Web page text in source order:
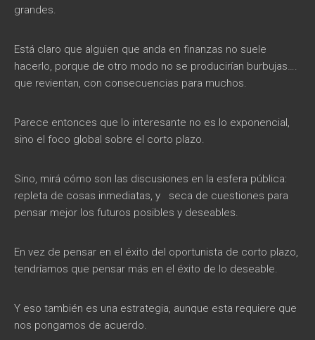
grandes.
Está claro que alguien que anda en finanzas no suele
hacerlo, porque de otro modo no se producirían burbujas….
que revientan, con consecuencias para muchos.
Parece entonces que lo interesante no es lo exponencial,
sino el foco global sobre el corto plazo.
Sino, mirá cómo son las discusiones en la esfera pública:
repleta de cosas inmediatas, y seca de cuestiones para
pensar mejor los futuros posibles y deseables.
En vez de pensar en el éxito del oportunista de corto plazo,
tendríamos que pensar más en el éxito de lo deseable.
Y eso también es una estrategia, aunque esta requiere que
nos pongamos de acuerdo.